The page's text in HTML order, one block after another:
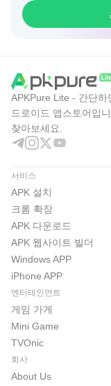
APKPure Lite - 간단
드로이드 앱스토어입
찾아보세요.
서비스
APK 설치
크롬 확장
APK 다운로드
APK 웹사이트 빌더
Windows APP
iPhone APP
엔터테인먼트
게임 가게
Mini Game
TVOnic
회사
About Us